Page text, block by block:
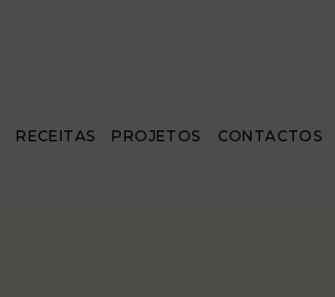
RECEITAS PROJETOS CONTACTOS